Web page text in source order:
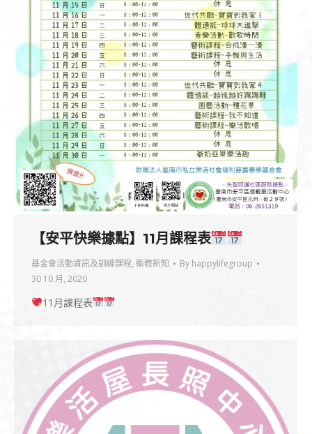
【安平快樂據點】11月課程表
基金會活動資訊及訓練課程, 衛教新知 By happylifegroup
30 10 月, 2020
11月課程表